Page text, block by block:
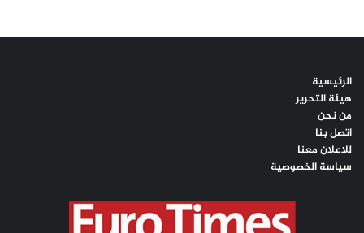
الرئيسية
هيئة التحرير
من نحن
اتصل بنا
للاعلان معنا
سياسة الخصوصية